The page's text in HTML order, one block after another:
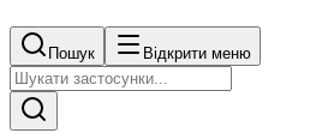
Пошук Відкрити меню